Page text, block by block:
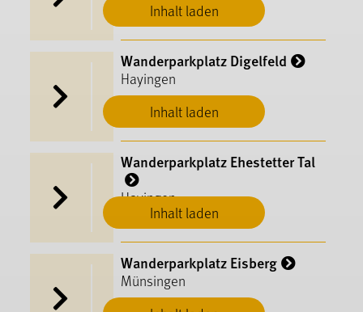
Inhalt laden
Inhalt laden
Wanderparkplatz Digelfeld
Hayingen
Inhalt laden
Wanderparkplatz Ehestetter Tal
Hayingen
Wanderparkplatz Eisberg
Münsingen